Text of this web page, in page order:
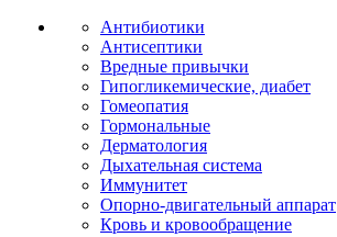
Антибиотики
Антисептики
Вредные привычки
Гипогликемические, диабет
Гомеопатия
Гормональные
Дерматология
Дыхательная система
Иммунитет
Опорно-двигательный аппарат
Кровь и кровообращение